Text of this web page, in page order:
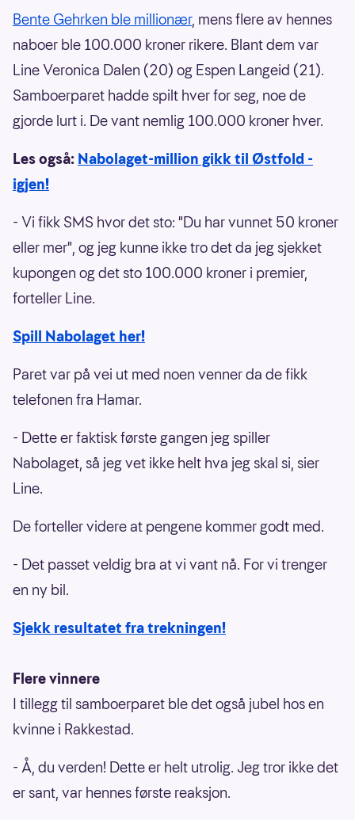
Bente Gehrken ble millionær, mens flere av hennes
naboer ble 100.000 kroner rikere. Blant dem var
Line Veronica Dalen (20) og Espen Langeid (21).
Samboerparet hadde spilt hver for seg, noe de
gjorde lurt i. De vant nemlig 100.000 kroner hver.
Les også: Nabolaget-million gikk til Østfold -
igjen!
- Vi fikk SMS hvor det sto: "Du har vunnet 50 kroner
eller mer", og jeg kunne ikke tro det da jeg sjekket
kupongen og det sto 100.000 kroner i premier,
forteller Line.
Spill Nabolaget her!
Paret var på vei ut med noen venner da de fikk
telefonen fra Hamar.
- Dette er faktisk første gangen jeg spiller
Nabolaget, så jeg vet ikke helt hva jeg skal si, sier
Line.
De forteller videre at pengene kommer godt med.
- Det passet veldig bra at vi vant nå. For vi trenger
en ny bil.
Sjekk resultatet fra trekningen!
Flere vinnere
I tillegg til samboerparet ble det også jubel hos en
kvinne i Rakkestad.
- Å, du verden! Dette er helt utrolig. Jeg tror ikke det
er sant, var hennes første reaksjon.